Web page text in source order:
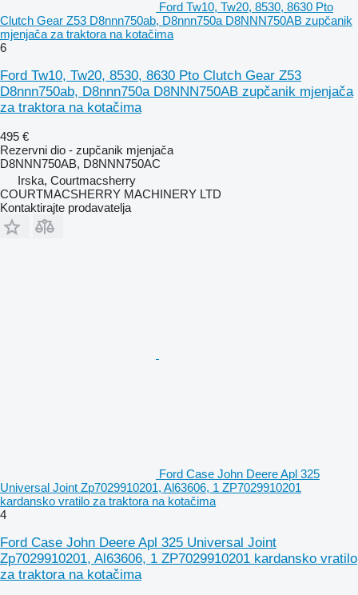
Ford Tw10, Tw20, 8530, 8630 Pto
Clutch Gear Z53 D8nnn750ab, D8nnn750a D8NNN750AB zupčanik
mjenjača za traktora na kotačima
6
Ford Tw10, Tw20, 8530, 8630 Pto Clutch Gear Z53
D8nnn750ab, D8nnn750a D8NNN750AB zupčanik mjenjača
za traktora na kotačima
495 €
Rezervni dio - zupčanik mjenjača
D8NNN750AB, D8NNN750AC
Irska, Courtmacsherry
COURTMACSHERRY MACHINERY LTD
Kontaktirajte prodavatelja
Ford Case John Deere Apl 325
Universal Joint Zp7029910201, Al63606, 1 ZP7029910201
kardansko vratilo za traktora na kotačima
4
Ford Case John Deere Apl 325 Universal Joint
Zp7029910201, Al63606, 1 ZP7029910201 kardansko vratilo
za traktora na kotačima